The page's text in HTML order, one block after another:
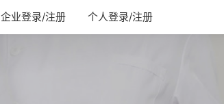
企业登录/注册 个人登录/注册